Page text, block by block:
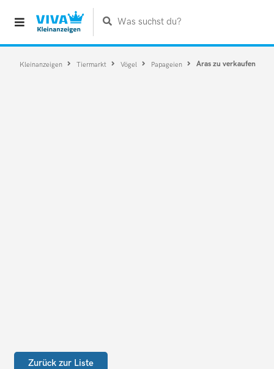
Was suchst du?
Kleinanzeigen Tiermarkt Vögel Papageien Aras zu verkaufen
Zurück zur Liste